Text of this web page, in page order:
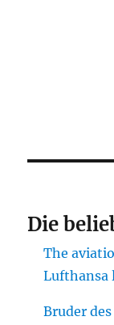
Die
The
Lufthansa
Bruder